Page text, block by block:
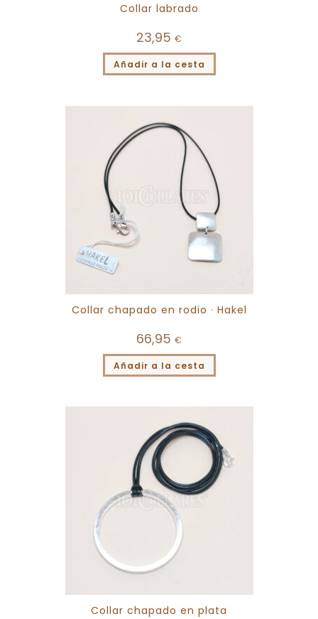
Collar labrado
23,95 €
Añadir a la cesta
Collar chapado en rodio · Hakel
66,95 €
Añadir a la cesta
Collar chapado en plata